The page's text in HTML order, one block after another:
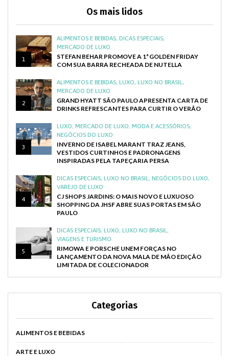
Os mais lidos
1
ALIMENTOS E BEBIDAS, DICAS ESPECIAIS,
MERCADO DE LUXO
STEFAN BEHAR PROMOVE A 1ª GOLDEN FRIDAY
COM SUA BARRA RECHEADA DE NUTELLA
2
ALIMENTOS E BEBIDAS, LUXO, LUXO NO BRASIL ,
MERCADO DE LUXO
GRAND HYATT SÃO PAULO APRESENTA CARTA DE
DRINKS REFRESCANTES PARA CURTIR O VERÃO
3
LUXO, MERCADO DE LUXO, MODA E ACESSÓRIOS,
NEGÓCIOS DO LUXO
INVERNO DE ISABEL MARANT TRAZ JEANS,
VESTIDOS CURTINHOS E PADRONAGENS
INSPIRADAS PELA TAPEÇARIA PERSA
4
DICAS ESPECIAIS, LUXO NO BRASIL , NEGÓCIOS DO LUXO,
VAREJO DE LUXO
CJ SHOPS JARDINS: O MAIS NOVO E LUXUOSO
SHOPPING DA JHSF ABRE SUAS PORTAS EM SÃO
PAULO
5
DICAS ESPECIAIS, LUXO, LUXO NO BRASIL ,
VIAGENS E TURISMO
RIMOWA E PORSCHE UNEM FORÇAS NO
LANÇAMENTO DA NOVA MALA DE MÃO EDIÇÃO
LIMITADA DE COLECIONADOR
Categorias
ALIMENTOS E BEBIDAS
ARTE E LUXO